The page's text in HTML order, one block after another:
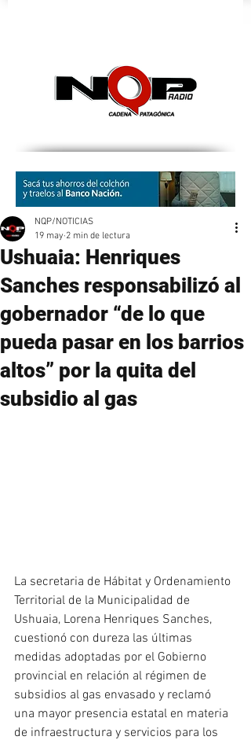
Ushuaia: Henriques
Sanches responsabilizó al
gobernador “de lo que
pueda pasar en los barrios
altos” por la quita del
subsidio al gas
NQP/NOTICIAS
19 may 2 min de lectura
La secretaria de Hábitat y Ordenamiento
Territorial de la Municipalidad de
Ushuaia, Lorena Henriques Sanches,
cuestionó con dureza las últimas
medidas adoptadas por el Gobierno
provincial en relación al régimen de
subsidios al gas envasado y reclamó
una mayor presencia estatal en materia
de infraestructura y servicios para los